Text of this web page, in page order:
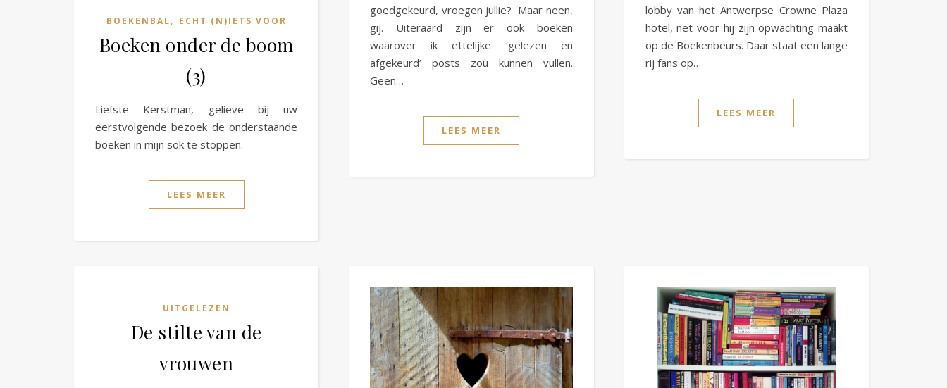
BOEKENBAL, ECHT (N)IETS VOOR
Boeken onder de boom
(3)
Liefste Kerstman, gelieve bij uw
eerstvolgende bezoek de onderstaande
boeken in mijn sok te stoppen.
LEES MEER
goedgekeurd, vroegen jullie? Maar neen,
gij. Uiteraard zijn er ook boeken
waarover ik ettelijke ‘gelezen en
afgekeurd’ posts zou kunnen vullen.
Geen…
LEES MEER
lobby van het Antwerpse Crowne Plaza
hotel, net voor hij zijn opwachting maakt
op de Boekenbeurs. Daar staat een lange
rij fans op…
LEES MEER
UITGELEZEN
De stilte van de
vrouwen